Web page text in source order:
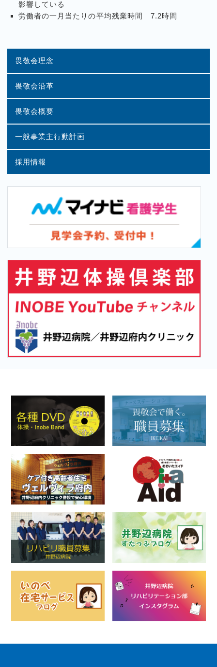
影響している
労働者の一月当たりの平均残業時間 7.2時間
畏敬会理念
畏敬会沿革
畏敬会概要
一般事業主行動計画
採用情報